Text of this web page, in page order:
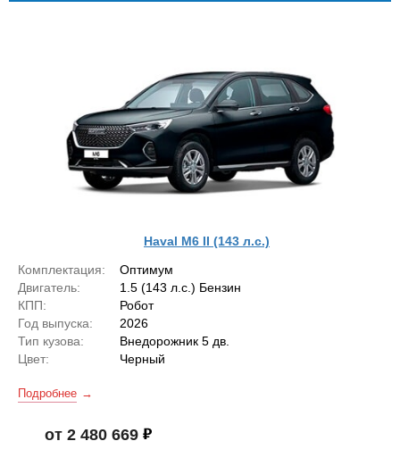
Haval M6 II (143 л.с.)
Комплектация:
Оптимум
Двигатель:
1.5 (143 л.с.) Бензин
КПП:
Робот
Год выпуска:
2026
Тип кузова:
Внедорожник 5 дв.
Цвет:
Черный
Подробнее
от 2 480 669